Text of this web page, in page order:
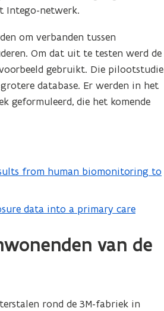
Intego-netwerk.
om verbanden tussen
Om dat uit te testen werd de
gebruikt. Die pilootstudie
database. Er werden in het
geformuleerd, die het komende
from human biomonitoring to
data into a primary care
van de
rond de 3M-fabriek in